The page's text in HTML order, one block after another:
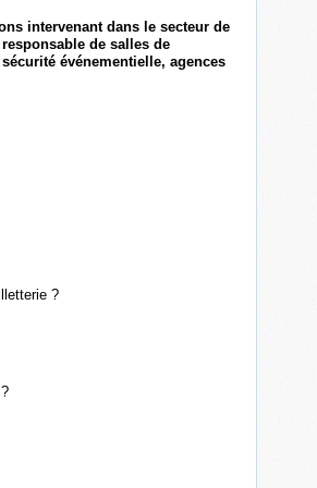
intervenant dans le secteur de
de salles de
événementielle, agences
?